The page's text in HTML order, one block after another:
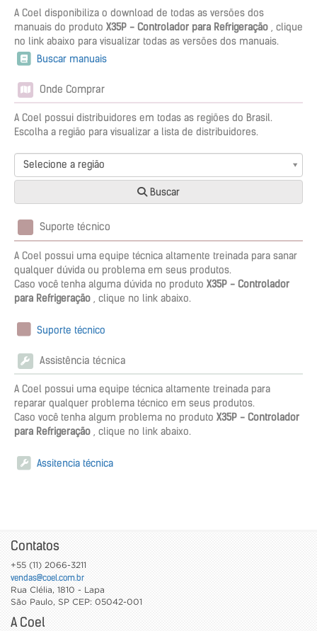
A Coel disponibiliza o download de todas as versões dos
manuais do produto X35P - Controlador para Refrigeração , clique
no link abaixo para visualizar todas as versões dos manuais.
Buscar manuais
Onde Comprar
A Coel possui distribuidores em todas as regiões do Brasil.
Escolha a região para visualizar a lista de distribuidores.
Selecione a região
Buscar
Suporte técnico
A Coel possui uma equipe técnica altamente treinada para sanar
qualquer dúvida ou problema em seus produtos.
Caso você tenha alguma dúvida no produto X35P - Controlador
para Refrigeração , clique no link abaixo.
Suporte técnico
Assistência técnica
A Coel possui uma equipe técnica altamente treinada para
reparar qualquer problema técnico em seus produtos.
Caso você tenha algum problema no produto X35P - Controlador
para Refrigeração , clique no link abaixo.
Assitencia técnica
Contatos
+55 (11) 2066-3211
vendas@coel.com.br
Rua Clélia, 1810 - Lapa
São Paulo, SP CEP: 05042-001
A Coel